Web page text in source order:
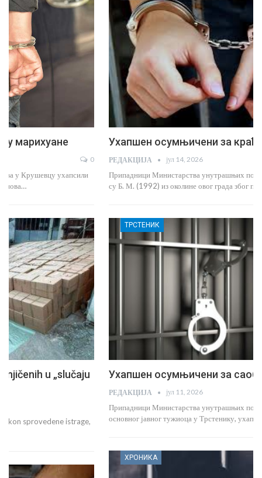
Ухапшен осумњичени за крађе и тешку крађу
јул 14, 2026
Припадници Министарства унутрашњих послова у Крушевцу ухапсили
су Б. М. (1992) из околине овог града због постојања…
ТРСТЕНИК
Ухапшен осумњичени за саобраћајну незгоду
Припадници Министарства унутрашњих послова у Крушевцу, по налогу
основног јавног тужиоца у Трстенику, ухапсили су…